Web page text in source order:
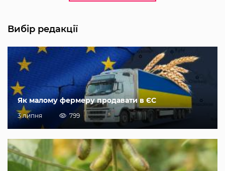
Вибір редакції
Як малому фермеру продавати в ЄС
3 липня 799